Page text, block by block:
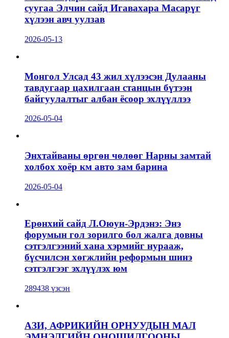
суугаа Элчин сайд Игавахара Масарүг
хүлээн авч уулзав
2026-05-13
Монгол Улсад 43 жил хүлээсэн Дулааны
тавдугаар цахилгаан станцын бүтээн
байгуулалтыг албан ёсоор эхлүүллээ
2026-05-04
Энхтайваны өргөн чөлөөг Нарны замтай
холбох хоёр км авто зам барина
2026-05-04
Ерөнхий сайд Л.Оюун-Эрдэнэ: Энэ
форумын гол зорилго бол жалга довны
сэтгэлгээний хана хэрмийг нурааж,
бүсчилсэн хөгжлийн реформын шинэ
сэтгэлгээг эхлүүлэх юм
289438 үзсэн
АЗИ, АФРИКИЙН ОРНУУДЫН МАЛ